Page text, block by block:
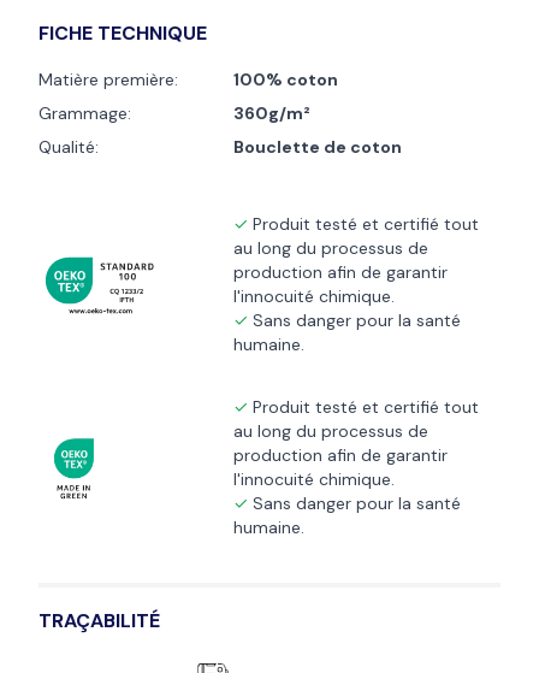
FICHE TECHNIQUE
Matière première:
100% coton
Grammage:
360g/m²
Qualité:
Bouclette de coton
Produit testé et certifié tout
au long du processus de
production afin de garantir
l'innocuité chimique.
Sans danger pour la santé
humaine.
Produit testé et certifié tout
au long du processus de
production afin de garantir
l'innocuité chimique.
Sans danger pour la santé
humaine.
TRAÇABILITÉ